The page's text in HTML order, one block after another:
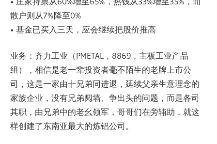
散户则从7%降至0%
• 基金已买入三天，应会继续把股价推高
业务：齐力工业（PMETAL，8869，主板工业产品
组），相信是老一辈投资者毫不陌生的老牌上市公
司，这是一家由十兄弟同进退，延续父亲生意理念的
家族企业，没有兄弟阋墙、争出头的问题，而是各司
其职，由兄弟中的老幺领军，哥哥们在旁辅助，就这
样创建了东南亚最大的炼铝公司。